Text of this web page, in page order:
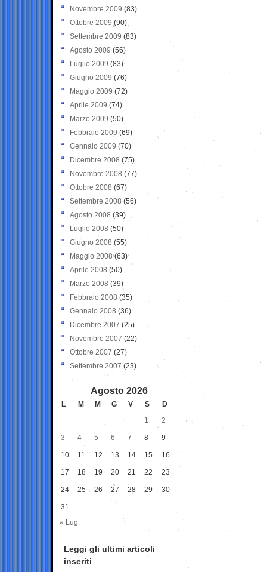
Novembre 2009 (83)
Ottobre 2009 (90)
Settembre 2009 (83)
Agosto 2009 (56)
Luglio 2009 (83)
Giugno 2009 (76)
Maggio 2009 (72)
Aprile 2009 (74)
Marzo 2009 (50)
Febbraio 2009 (69)
Gennaio 2009 (70)
Dicembre 2008 (75)
Novembre 2008 (77)
Ottobre 2008 (67)
Settembre 2008 (56)
Agosto 2008 (39)
Luglio 2008 (50)
Giugno 2008 (55)
Maggio 2008(63)
Aprile 2008 (50)
Marzo 2008 (39)
Febbraio 2008 (35)
Gennaio 2008 (36)
Dicembre 2007 (25)
Novembre 2007 (22)
Ottobre 2007 (27)
Settembre 2007 (23)
Agosto 2026
L M M G V S
D
1
2
3 4 5 6 7 8 9
10 11 12 13 14 15 16
17 18 19 20 21 22 23
24 25 26 27 28 29 30
31
« Lug
Leggi gli ultimi articoli
inseriti